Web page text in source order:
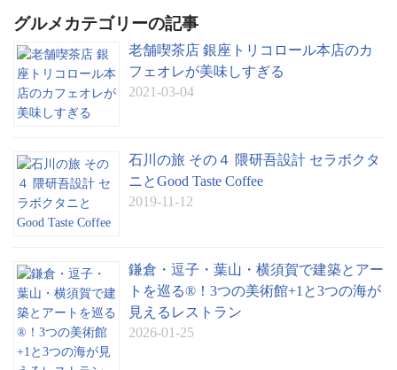
グルメカテゴリーの記事
老舗喫茶店 銀座トリコロール本店のカ
フェオレが美味しすぎる
2021-03-04
石川の旅 その４ 隈研吾設計 セラボクタ
ニとGood Taste Coffee
2019-11-12
鎌倉・逗子・葉山・横須賀で建築とアー
トを巡る®︎！3つの美術館+1と3つの海が
見えるレストラン
2026-01-25